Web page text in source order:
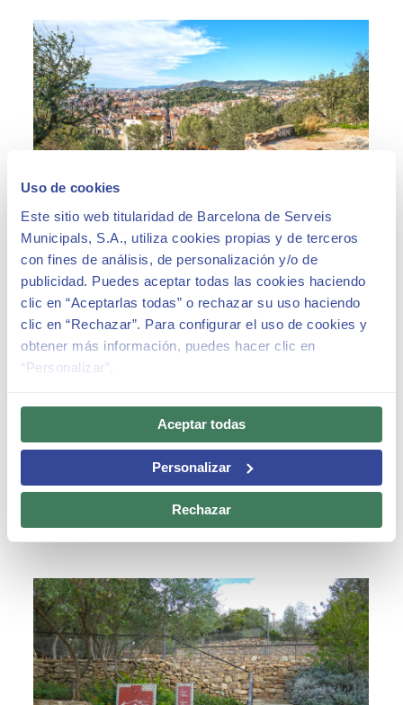
Uso de cookies
Este sitio web titularidad de Barcelona de Serveis
Municipals, S.A., utiliza cookies propias y de terceros
con fines de análisis, de personalización y/o de
publicidad. Puedes aceptar todas las cookies haciendo
clic en “Aceptarlas todas” o rechazar su uso haciendo
clic en “Rechazar”. Para configurar el uso de cookies y
obtener más información, puedes hacer clic en
“Personalizar”.
Aceptar todas
Personalizar
Rechazar
ACTUALIDAD